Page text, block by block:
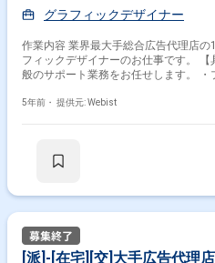
グラフィックデザイナー
作業内容 業界最大手総合広告代理店
フィックデザイナーのお仕事です。 【具体的な業務内容】 デザイン部全
般のサポート業務をお任せします。
・クライアントは、大手飲食系や製薬
案件になります、新規案件増加により
5年前・ 提供元: Webist
[派]-[在宅][交]大手広告代理